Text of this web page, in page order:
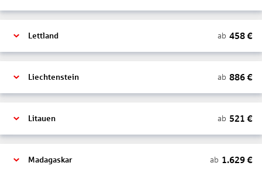
Lettland ab 458€
Liechtenstein ab 886€
Litauen ab 521 €
Madagaskar ab 1.629€